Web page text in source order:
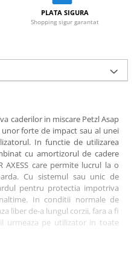
PLATA SIGURA
Shopping sigur garantat
caderilor in miscare Petzl Asap
forte de impact sau al unei
In functie de utilizarea
cu amortizorul de cadere
AXESS care permite lucrul la o
Cu sistemul sau unic de
pentru protectia impotriva
In conditii normale de
liber de-a lungul corzii, fara a fi
urmeaza pe utilizator in toate